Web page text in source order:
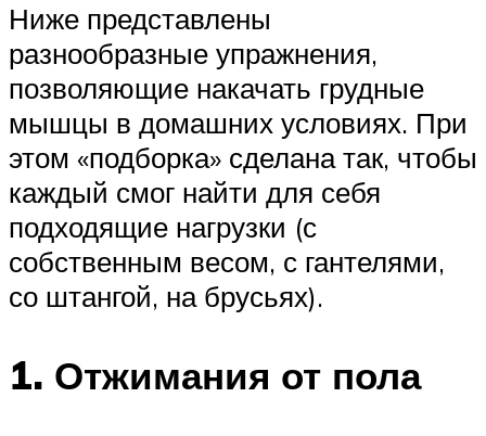
Ниже представлены
разнообразные упражнения,
позволяющие накачать грудные
мышцы в домашних условиях. При
этом «подборка» сделана так, чтобы
каждый смог найти для себя
подходящие нагрузки (с
собственным весом, с гантелями,
со штангой, на брусьях).
1. Отжимания от пола